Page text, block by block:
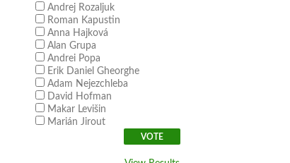
Andrej Rozaljuk
Roman Kapustin
Anna Hajková
Alan Grupa
Andrei Popa
Erik Daniel Gheorghe
Adam Nejezchleba
David Hofman
Makar Levišin
Marián Jirout